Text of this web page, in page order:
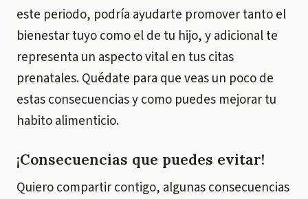
este periodo, podría ayudarte promover tanto el
bienestar tuyo como el de tu hijo, y adicional te
representa un aspecto vital en tus citas
prenatales. Quédate para que veas un poco de
estas consecuencias y como puedes mejorar tu
habito alimenticio.
¡Consecuencias que puedes evitar!
Quiero compartir contigo, algunas consecuencias